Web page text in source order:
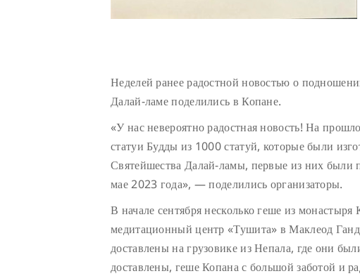
Неделей ранее радостной новостью о
Далай-ламе поделились в Копане.
«У нас невероятно радостная новость! На
статуи Будды из 1000 статуй, которые были
Святейшества Далай-ламы, первые из них были
мае 2023 года», — поделились организаторы.
В начале сентября несколько геше из
медитационный центр «Тушита» в Маклеод
доставлены на грузовике из Непала, где они
доставлены, геше Копана с большой заботой и